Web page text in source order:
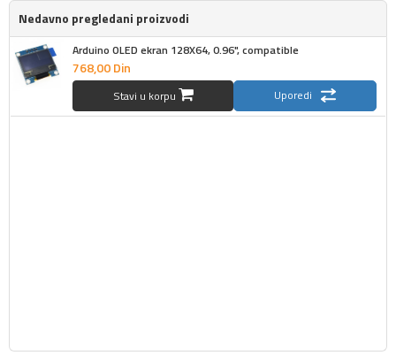
Nedavno pregledani proizvodi
Arduino OLED ekran 128X64, 0.96", compatible
768,00Din
Stavi u korpu Uporedi